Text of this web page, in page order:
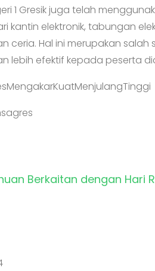
1 Gresik juga telah
kantin elektronik, tabungan
ceria. Hal ini merupakan
lebih efektif kepada peserta
Berkaitan dengan Hari